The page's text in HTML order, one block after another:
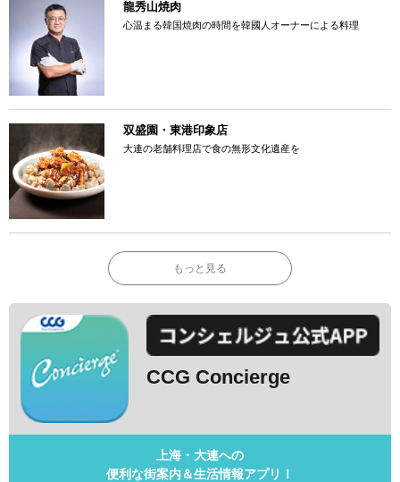
龍秀山焼肉
心温まる韓国焼肉の時間を韓國人オーナーによる料理
双盛園・東港印象店
大連の老舗料理店で食の無形文化遺産を
もっと見る
CCG Concierge
上海・大連への
便利な街案内＆生活情報アプリ！